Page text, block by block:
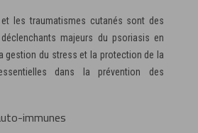
majeurs du psoriasis en
gestion du stress et la protection de la
dans la prévention des
immunes